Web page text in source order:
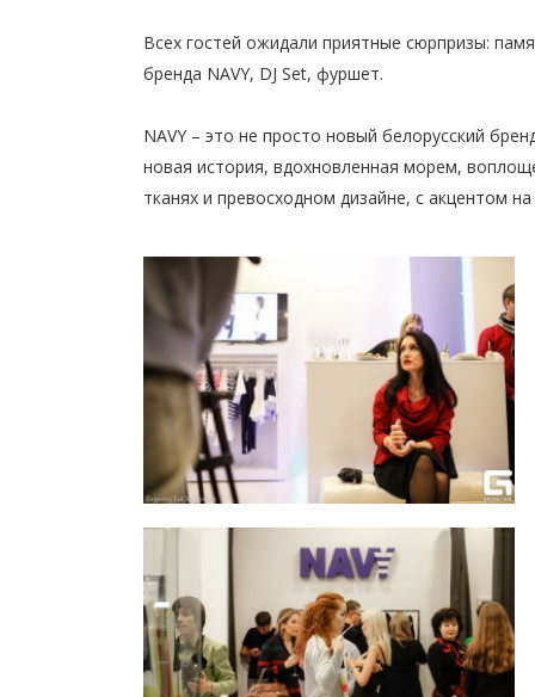
Всех гостей ожидали приятные сюрпризы:
бренда NAVY, DJ Set, фуршет.
NAVY – это не просто новый белорусский
новая история, вдохновленная морем,
тканях и превосходном дизайне, с акцентом